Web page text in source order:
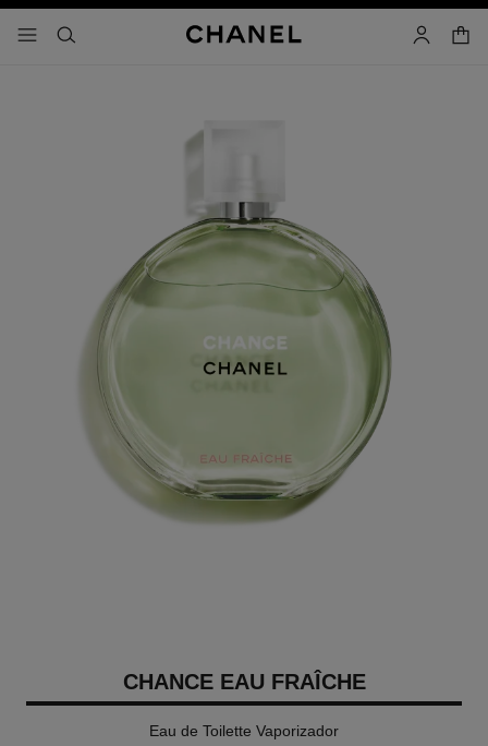
- navegación principal
buscar cuenta
CHANCE EAU FRAÎCHE
Eau de Toilette Vaporizador